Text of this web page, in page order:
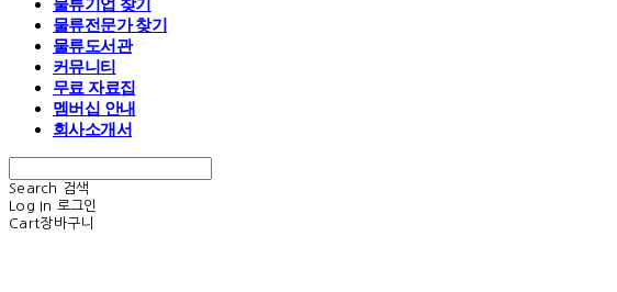
물류기업 찾기
물류전문가 찾기
물류도서관
커뮤니티
무료 자료집
멤버십 안내
회사소개서
Search
검색
Log In 로그인
Cart장바구니